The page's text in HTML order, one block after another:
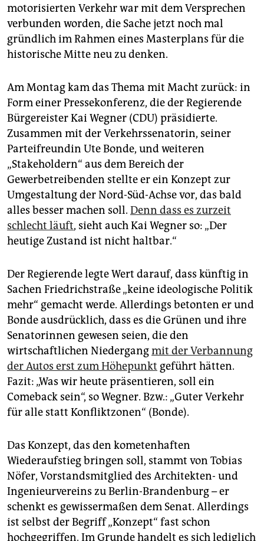
motorisierten Verkehr war mit dem Versprechen
verbunden worden, die Sache jetzt noch mal
gründlich im Rahmen eines Masterplans für die
historische Mitte neu zu denken.
Am Montag kam das Thema mit Macht zurück: in
Form einer Pressekonferenz, die der Regierende
Bürgereister Kai Wegner (CDU) präsidierte.
Zusammen mit der Verkehrssenatorin, seiner
Parteifreundin Ute Bonde, und weiteren
„Stakeholdern“ aus dem Bereich der
Gewerbetreibenden stellte er ein Konzept zur
Umgestaltung der Nord-Süd-Achse vor, das bald
alles besser machen soll. Denn dass es zurzeit
schlecht läuft, sieht auch Kai Wegner so: „Der
heutige Zustand ist nicht haltbar.“
Der Regierende legte Wert darauf, dass künftig in
Sachen Friedrichstraße „keine ideologische Politik
mehr“ gemacht werde. Allerdings betonten er und
Bonde ausdrücklich, dass es die Grünen und ihre
Senatorinnen gewesen seien, die den
wirtschaftlichen Niedergangmit der Verbannung
der Autos erst zum Höhepunkt geführt hätten.
Fazit: „Was wir heute präsentieren, soll ein
Comeback sein“, so Wegner. Bzw.: „Guter Verkehr
für alle statt Konfliktzonen“ (Bonde).
Das Konzept, das den kometenhaften
Wiederaufstieg bringen soll, stammt von Tobias
Nöfer, Vorstandsmitglied des Architekten- und
Ingenieurvereins zu Berlin-Brandenburg – er
schenkt es gewissermaßen dem Senat. Allerdings
ist selbst der Begriff „Konzept“ fast schon
hochgegriffen. Im Grunde handelt es sich lediglich